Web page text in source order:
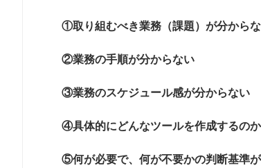
①取り組むべき業務（課題）が分から
②業務の手順が分からない
③業務のスケジュール感が分からない
④具体的にどんなツールを作成するの
⑤何が必要で、何が不要かの判断基準